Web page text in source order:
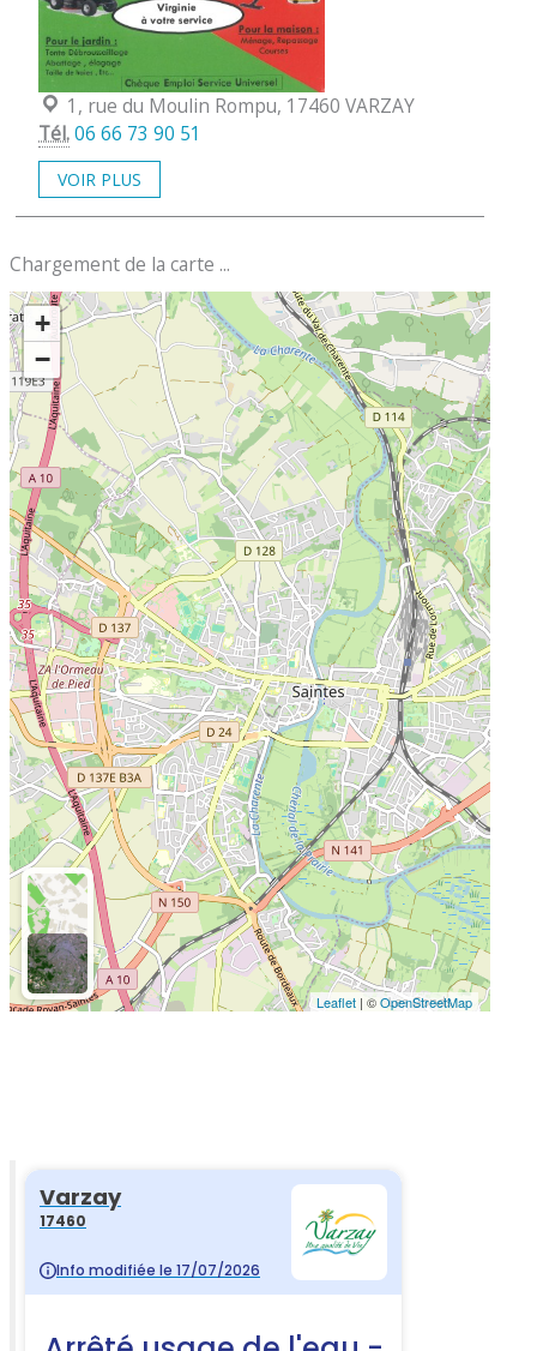
Localisation :
1, rue du Moulin Rompu, 17460 VARZAY
Tél.06 66 73 90 51
VOIR PLUS
Chargement de la carte ...
+
−
Leaflet| ©OpenStreetMap